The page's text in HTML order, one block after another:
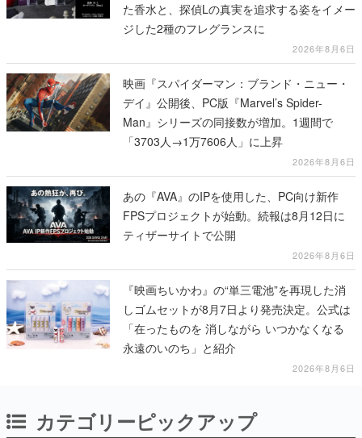
た香水と、探偵Lの真実を追求する姿をイメー
ジした2種のフレグランスに
2026年8月6日
映画『スパイダーマン：ブランド・ニュー・
デイ』公開後、PC版『Marvel’s Spider-
Man』シリーズの同接数が増加。1週間で
「3703人→1万7606人」に上昇
2026年8月6日
あの『AVA』のIPを使用した、PC向け新作
FPSプロジェクトが始動。続報は8月12日に
ティザーサイトで公開
2026年8月6日
『映画ちいかわ』の“単三電池”を再現した消
しゴムセットが8月7日より発売決定。公式は
「在ったものを 消しながら いつかなくなる
永遠のいのち」と紹介
2026年8月6日
カテゴリーピックアップ